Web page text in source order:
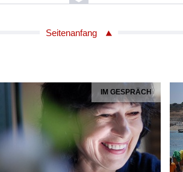
Georg Friedrich Haas (*1953)
und Licht . für Soloklarinette und
und Bernhard Zachhuber."
Zachhuber (Klarinette)
/ Materialleihgebühr
Mark Andre (*1964)
D4766
Seitenanfang
IM GESPRÄCH